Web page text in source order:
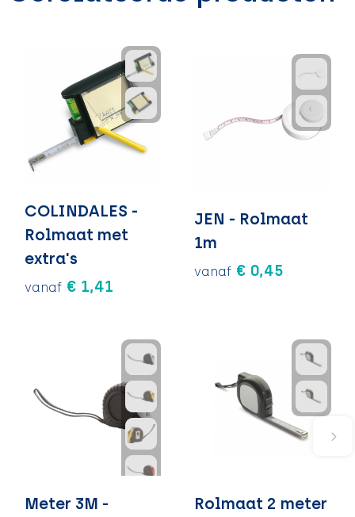
COLINDALES -
Rolmaat met
extra's
vanaf € 1,41
JEN - Rolmaat
1m
vanaf € 0,45
Meter 3M -
Rolmaat 2 meter